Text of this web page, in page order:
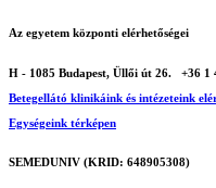
Az egyetem központi elérhetőségei
H - 1085 Budapest, Üllői út 26.
+36 1
Betegellátó klinikáink és intézeteink
Egységeink térképen
SEMEDUNIV (KRID: 648905308)